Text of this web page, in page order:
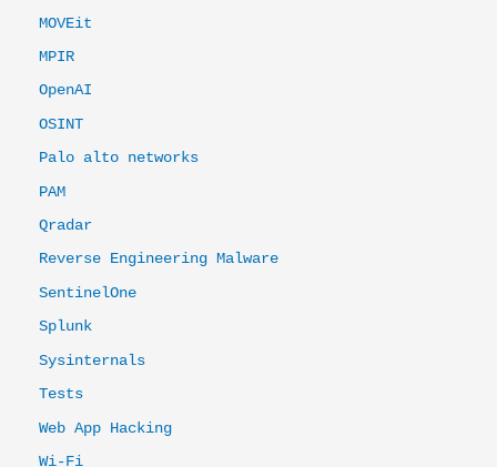
MOVEit
MPIR
OpenAI
OSINT
Palo alto networks
PAM
Qradar
Reverse Engineering Malware
SentinelOne
Splunk
Sysinternals
Tests
Web App Hacking
Wi-Fi